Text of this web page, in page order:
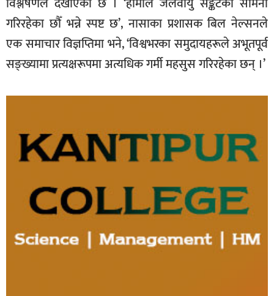
गरिरहेका छौँ भन्ने स्पष्ट छ’, नासाका प्रशासक बिल नेल्सनले
एक समाचार विज्ञप्तिमा भने, ‘विश्वभरका समुदायहरूले अभूतपूर्व
सङ्ख्यामा प्रत्यक्षरूपमा अत्यधिक गर्मी महसुस गरिरहेका छन् ।’